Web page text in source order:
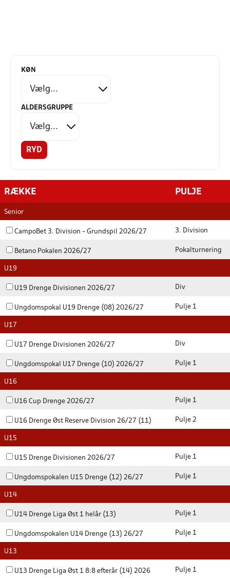
KØN
ALDERSGRUPPE
RYD
RÆKKE PULJE
Senior
CampoBet 3. Division - Grundspil 2026/27 3. Division
Betano Pokalen 2026/27 Pokalturnering
U19
U19 Drenge Divisionen 2026/27 Div
Ungdomspokal U19 Drenge (08) 2026/27 Pulje 1
U17
U17 Drenge Divisionen 2026/27 Div
Ungdomspokal U17 Drenge (10) 2026/27 Pulje 1
U16
U16 Cup Drenge 2026/27 Pulje 1
U16 Drenge Øst Reserve Division 26/27 (11) Pulje 2
U15
U15 Drenge Divisionen 2026/27 Pulje 1
Ungdomspokalen U15 Drenge (12) 26/27 Pulje 1
U14
U14 Drenge Liga Øst 1 helår (13) Pulje 1
Ungdomspokalen U14 Drenge (13) 26/27 Pulje 1
U13
U13 Drenge Liga Øst 1 8:8 efterår (14) 2026 Pulje 1